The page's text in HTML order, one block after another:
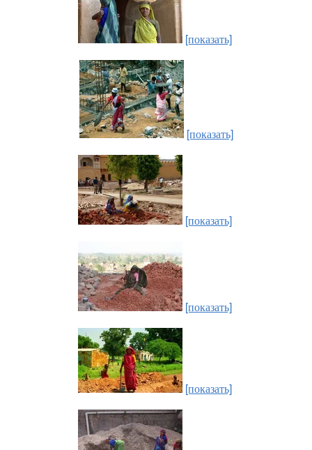
[показать]
[показать]
[показать]
[показать]
[показать]